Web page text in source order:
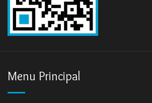
Menu Principal